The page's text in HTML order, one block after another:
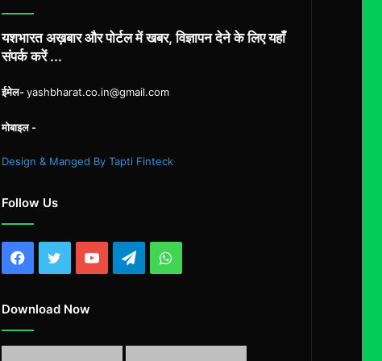
नक्षत्र
साथ
यशभारत अख़बार और पोर्टल में खबर, विज्ञापन देने के लिए यहाँ
संपर्क करें ...
ईमेल-yashbharat.co.in@gmail.com
मोबाइल -
Design & Manged By Tapti Finteck
Follow Us
Facebook
TwitterYouTubeTelegramWhatsApp
Download Now